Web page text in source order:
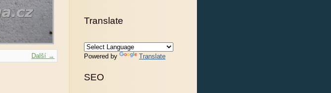
Další →
Translate
Powered by Translate
SEO